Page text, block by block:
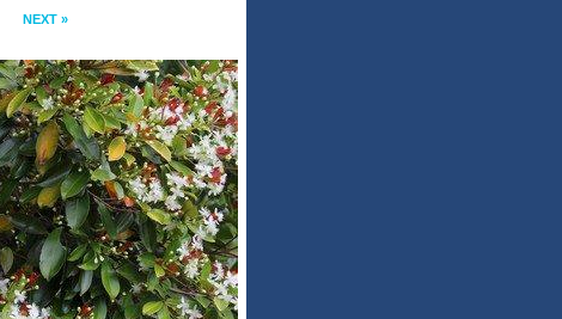
NEXT »